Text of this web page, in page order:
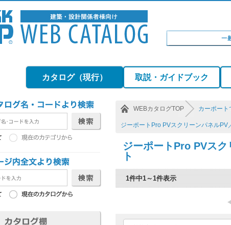
カタログ（現行） 取説・ガイドブック
WEBカタログTOP カーポー
ジーポートPro PVスクリーンパネルPV
ジーポートPro PVス
ト
1件中1～1件表示